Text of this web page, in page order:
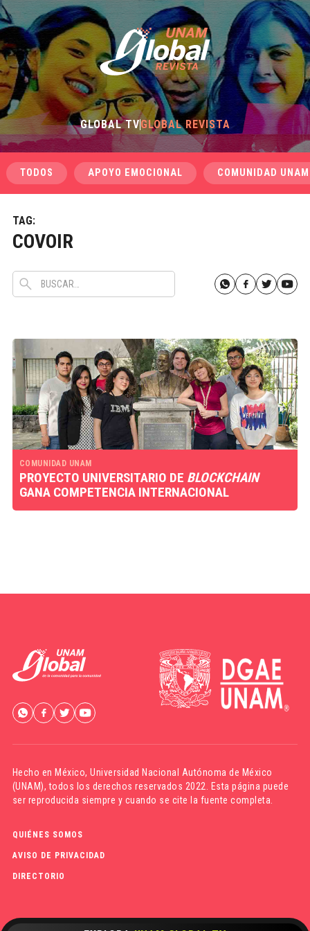
GLOBAL TVGLOBAL REVISTA
TODOS APOYO EMOCIONAL COMUNIDAD UNAM
TAG:
COVOIR
COMUNIDAD UNAM
PROYECTO UNIVERSITARIO DE BLOCKCHAIN
GANA COMPETENCIA INTERNACIONAL
Hecho en México,Universidad Nacional Autónoma de México
(UNAM), todos los derechos reservados 2022. Esta página puede
ser reproducida siempre y cuando se cite la fuente completa.
QUIÉNES SOMOS
AVISO DE PRIVACIDAD
DIRECTORIO